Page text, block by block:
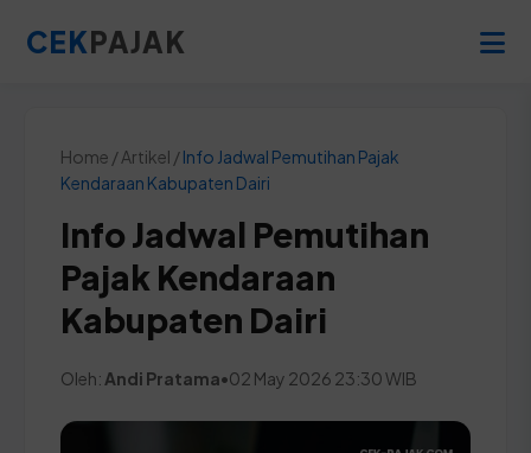
CEKPAJAK
Home / Artikel /Info Jadwal Pemutihan Pajak
Kendaraan Kabupaten Dairi
Info Jadwal Pemutihan
Pajak Kendaraan
Kabupaten Dairi
Oleh: Andi Pratama•02 May 2026 23:30 WIB